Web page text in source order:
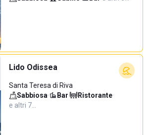
Lido Odissea
Santa Teresa di Riva
Sabbiosa· Bar· Ristorante·
e altri 7…